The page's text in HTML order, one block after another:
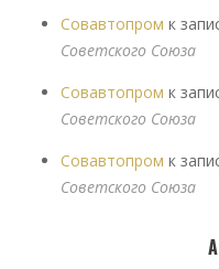
Совавтопром к
Советского Союза
Совавтопром к
Советского Союза
Совавтопром к
Советского Союза